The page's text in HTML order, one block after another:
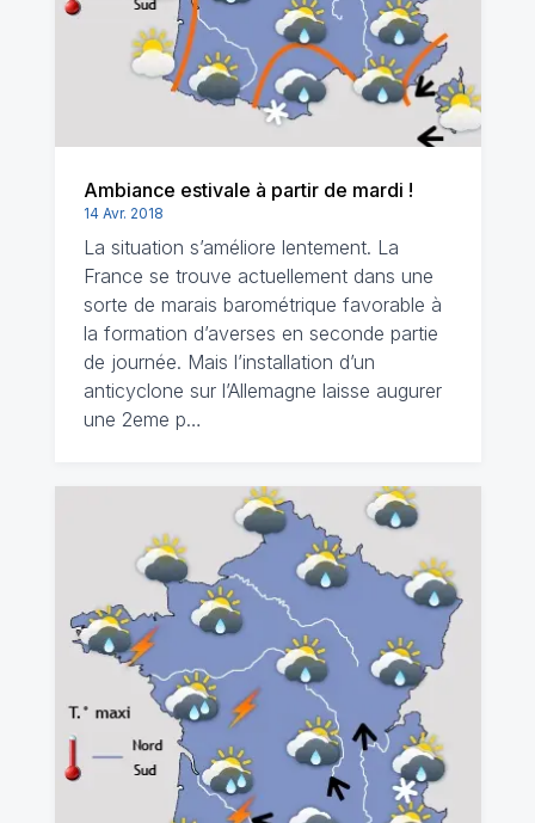
Ambiance estivale à partir de mardi !
14 Avr. 2018
La situation s’améliore lentement. La
France se trouve actuellement dans une
sorte de marais barométrique favorable à
la formation d’averses en seconde partie
de journée. Mais l’installation d’un
anticyclone sur l’Allemagne laisse augurer
une 2eme p…